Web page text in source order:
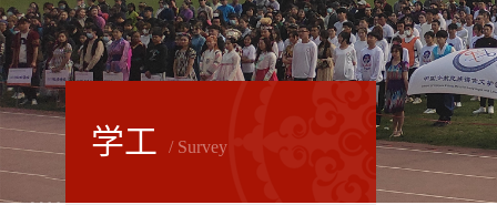
学工 / Survey